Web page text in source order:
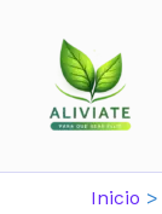
Inicio